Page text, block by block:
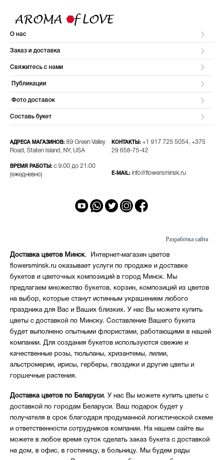
О нас
Заказ и доставка
Свяжитесь с нами
Публикации
Фото доставок
Составь букет
АДРЕСА МАГАЗИНОВ: 89 Green Valley
Road, Staten Island, NY, USA
ВРЕМЯ РАБОТЫ: с 9:00 до 21:00
(ежедневно)
КОНТАКТЫ: +1 917 725 5054, +375
29 658-75-42​
E-MAIL: info@flowersminsk.ru
Разработка сайта
Доставка цветов Минск. Интернет-магазин цветов
flowersminsk.ru оказывает услуги по продаже и доставке
букетов и цветочных композиций в город Минск. Мы
предлагаем множество букетов, корзин, композиций из цветов
на выбор, которые станут истинным украшением любого
праздника для Вас и Ваших близких. У нас Вы можете купить
цветы с доставкой по Минску. Составление Вашего букета
будет выполнено опытными флористами, работающими в нашей
компании. Для создания букетов используются свежие и
качественные розы, тюльпаны, хризантемы, лилии,
альстромерии, ирисы, герберы, гвоздики и другие цветы и
горшечные растения.
Доставка цветов по Беларуси. У нас Вы можете купить цветы с
доставкой по городам Беларуси. Ваш подарок будет у
получателя в срок благодаря продуманной логистической схеме
и ответственности сотрудников компании. На нашем сайте вы
можете в любое время суток сделать заказ букета с доставкой
на дом, в офис, в гостиницу, в больницу. Мы будем рады